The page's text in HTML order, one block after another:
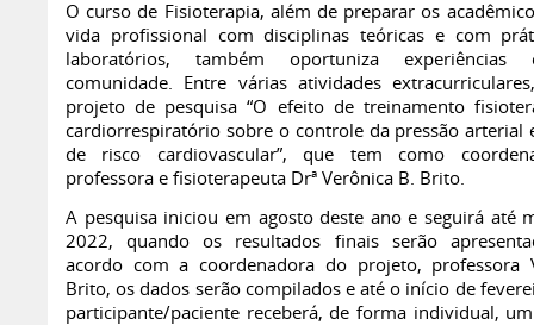
O curso de Fisioterapia, além de preparar os
vida profissional com disciplinas teóricas e com
laboratórios, também oportuniza
comunidade. Entre várias atividades
projeto de pesquisa “O efeito de treinamento
cardiorrespiratório sobre o controle da pressão arterial
de risco cardiovascular”, que tem como
professora e fisioterapeuta Drª Verônica B. Brito.
A pesquisa iniciou em agosto deste ano e seguirá até
2022, quando os resultados finais serão
acordo com a coordenadora do projeto, professora
Brito, os dados serão compilados e até o início de
participante/paciente receberá, de forma individual,